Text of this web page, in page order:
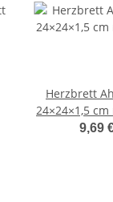
Herzbrett
24×24×1,5
9,69